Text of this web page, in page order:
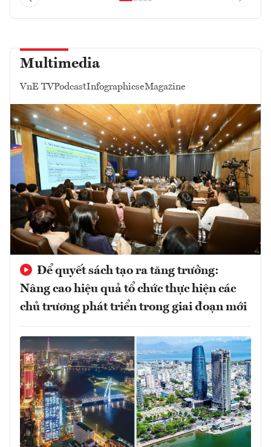
Multimedia
VnE TVPodcastInfographicseMagazine
Để quyết sách tạo ra tăng trưởng:
Nâng cao hiệu quả tổ chức thực hiện các
chủ trương phát triển trong giai đoạn mới